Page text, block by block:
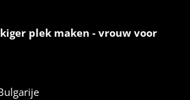
plek maken - vrouw voor